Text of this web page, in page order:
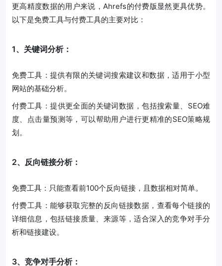
更高精度数据的用户来说，Ahrefs的付费版显然更具优势。
以下是免费工具与付费工具的主要对比：
1、关键词分析：
免费工具：提供有限的关键词搜索建议和数据，适用于小型
网站的基础分析。
付费工具：提供更全面的关键词数据，包括搜索量、SEO难
度、点击量预测等，可以帮助用户进行更精准的SEO策略规
划。
2、反向链接分析：
免费工具：只能查看前100个反向链接，且数据相对简单。
付费工具：能够获取完整的反向链接数据，查看每个链接的
详细信息，包括链接质量、来源等，适合深入的竞争对手分
析和链接建设。
3、竞争对手分析：